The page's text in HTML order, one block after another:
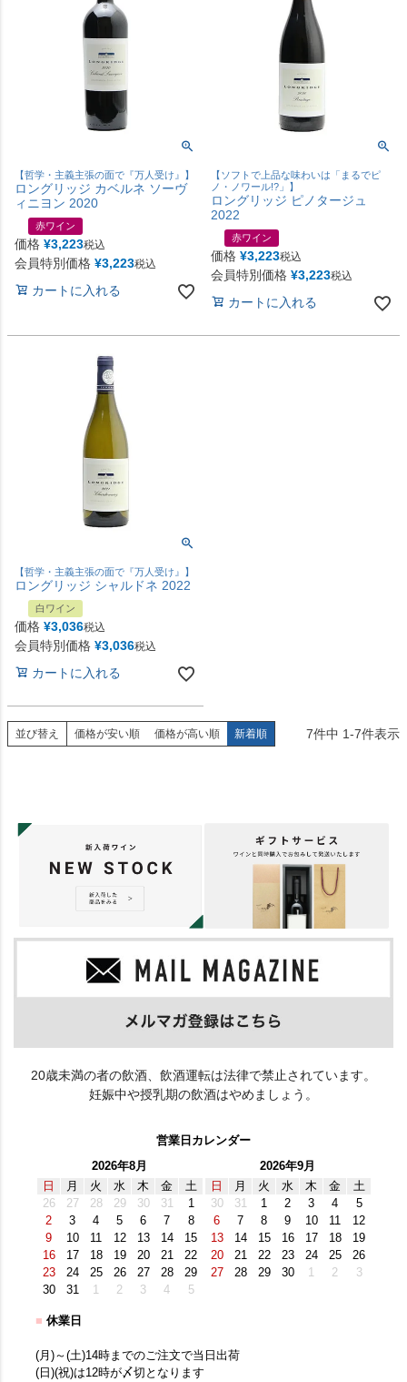
【哲学・主義主張の面で『万人受け』】
ロングリッジ カベルネ ソーヴ
ィニヨン 2020
赤ワイン
価格 ¥3,223税込
会員特別価格 ¥3,223税込
カートに入れる
【ソフトで上品な味わいは「まるでピ
ノ・ノワール!?」】
ロングリッジ ピノタージュ
2022
赤ワイン
価格 ¥3,223税込
会員特別価格 ¥3,223税込
カートに入れる
【哲学・主義主張の面で『万人受け』】
ロングリッジ シャルドネ 2022
白ワイン
価格 ¥3,036税込
会員特別価格 ¥3,036税込
カートに入れる
並び替え 価格が安い順 価格が高い順 新着順 7件中 1-7件表示
20歳未満の者の飲酒、飲酒運転は法律で禁止されています。
妊娠中や授乳期の飲酒はやめましょう。
営業日カレンダー
2026年8月
日
月 火 水 木 金
土
26
27 28 29 30 31
1
2
3 4 5 6 7
8
9
10 11 12 13 14
15
16
17 18 19 20 21
22
23
24 25 26 27 28
29
30
31 1 2 3 4 5
2026年9月
日
月 火 水 木 金
土
30
31 1 2 3 4
5
6
7 8 9 10 11
12
13
14 15 16 17 18
19
20
21 22 23 24 25
26
27
28 29 30 1 2 3
■ 休業日
(月)～(土)14時までのご注文で当日出荷
(日)(祝)は12時が〆切となります